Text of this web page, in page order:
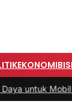
EKONOMI
yang Perlu